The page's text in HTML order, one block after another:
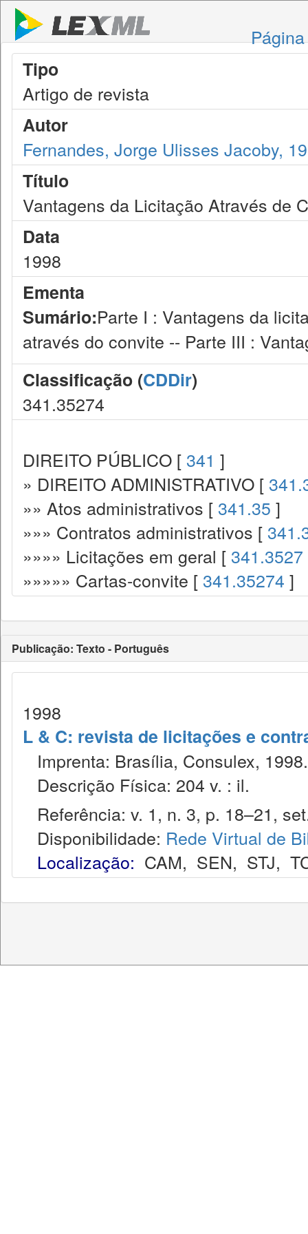
Tipo
Artigo de revista
Autor
Fernandes, Jorge Ulisses Jacoby,
Título
Vantagens da Licitação Através de
Data
1998
Ementa
Sumário:Parte I : Vantagens da
através do convite -- Parte III :
Classificação (CDDir)
341.35274
DIREITO PÚBLICO [ 341 ]
» DIREITO ADMINISTRATIVO [
»» Atos administrativos [ 341.35 ]
»»» Contratos administrativos [
»»»» Licitações em geral [ 341.3527
»»»»» Cartas-convite [ 341.35274 ]
Publicação: Texto - Português
1998
L & C: revista de licitações e
Imprenta: Brasília, Consulex, 1998.
Descrição Física: 204 v. : il.
Referência: v. 1, n. 3, p. 18–21,
Disponibilidade: Rede Virtual de
Localização: CAM, SEN, STJ,